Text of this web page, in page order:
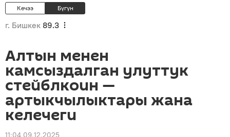
Кечээ Бүгүн
г. Бишкек 89.3
Алтын менен
камсыздалган улуттук
стейблкоин —
артыкчылыктары жана
келечеги
11:04 09.12.2025